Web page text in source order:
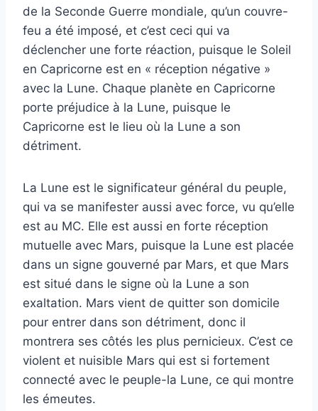
de la Seconde Guerre mondiale, qu’un couvre-
feu a été imposé, et c’est ceci qui va
déclencher une forte réaction, puisque le Soleil
en Capricorne est en « réception négative »
avec la Lune. Chaque planète en Capricorne
porte préjudice à la Lune, puisque le
Capricorne est le lieu où la Lune a son
détriment.
La Lune est le significateur général du peuple,
qui va se manifester aussi avec force, vu qu’elle
est au MC. Elle est aussi en forte réception
mutuelle avec Mars, puisque la Lune est placée
dans un signe gouverné par Mars, et que Mars
est situé dans le signe où la Lune a son
exaltation. Mars vient de quitter son domicile
pour entrer dans son détriment, donc il
montrera ses côtés les plus pernicieux. C’est ce
violent et nuisible Mars qui est si fortement
connecté avec le peuple-la Lune, ce qui montre
les émeutes.